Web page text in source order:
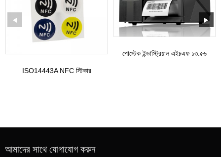
ISO14443A NFC স্টিকার
পোস্টেক ইন্ডাস্ট্রিয়াল এইচএফ ১৩.৫৬
আমাদের সাথে যোগাযোগ করুন